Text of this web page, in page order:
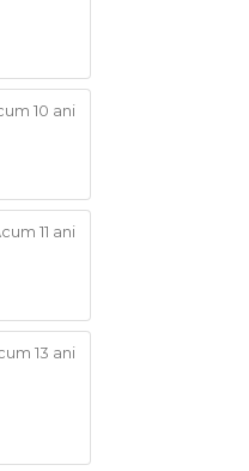
10 ani
11 ani
13 ani